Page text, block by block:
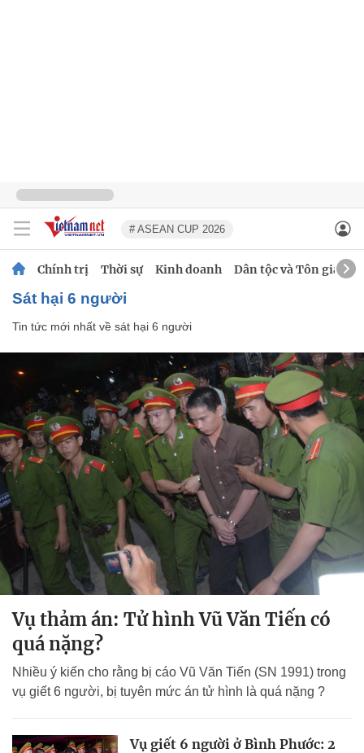
# ASEAN CUP 2026
Chính trị Thời sự Kinh doanh Dân tộc và Tôn giáo
sát hại 6 người
Tin tức mới nhất về sát hại 6 người
Vụ thảm án: Tử hình Vũ Văn Tiến có
quá nặng?
Nhiều ý kiến cho rằng bị cáo Vũ Văn Tiến (SN 1991) trong
vụ giết 6 người, bị tuyên mức án tử hình là quá nặng ?
Vụ giết 6 người ở Bình Phước: 2